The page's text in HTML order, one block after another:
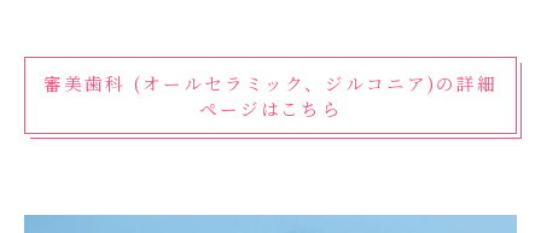
審美歯科 (オールセラミック、ジルコニア)の詳細
ページはこちら